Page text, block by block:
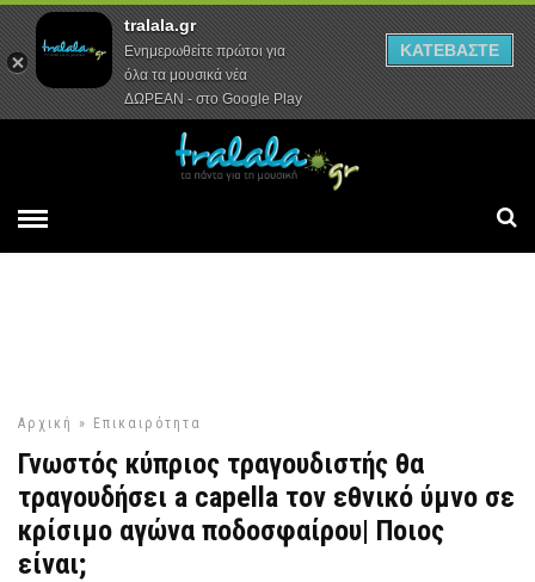
Αρχική Συνεντεύξεις Ρεπορτάζ
Αρχική » Επικαιρότητα
Γνωστός κύπριος τραγουδιστής θα
τραγουδήσει a capella τον εθνικό ύμνο σε
κρίσιμο αγώνα ποδοσφαίρου| Ποιος
είναι;
tralala.gr
Ενημερωθείτε πρώτοι για
όλα τα μουσικά νέα
ΔΩΡΕΑΝ - στο Google Play
ΚΑΤΕΒΑΣΤΕ